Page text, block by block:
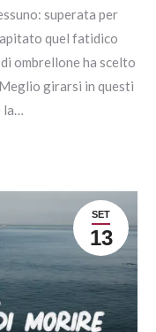
superata per
quel fatidico
ombrellone ha scelto
girarsi in questi
SET
13